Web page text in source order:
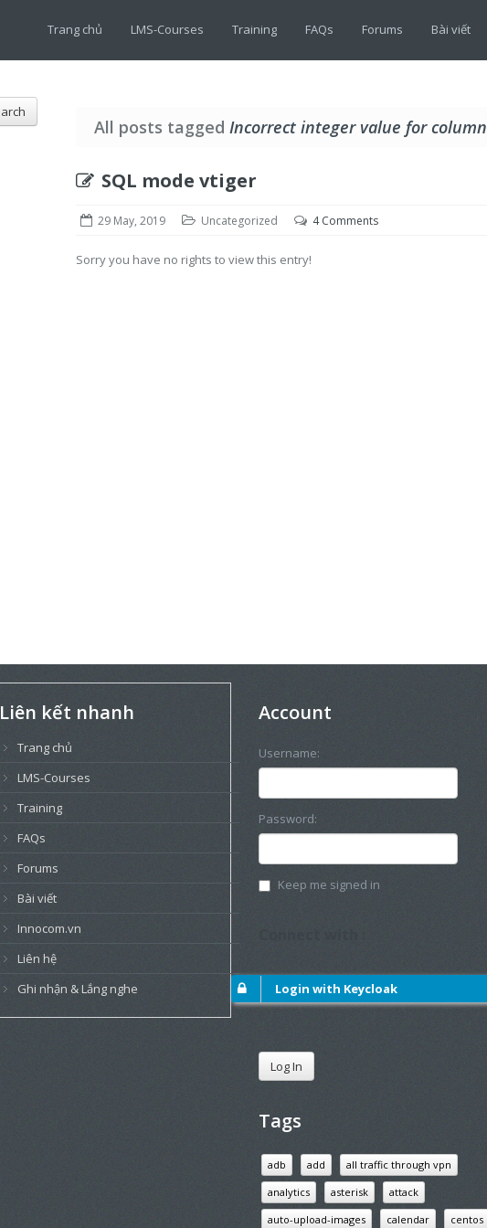
Trang chủ LMS-Courses Training FAQs Forums Bài viết
All posts tagged Incorrect integer value for column
SQL mode vtiger
29 May, 2019 Uncategorized 4 Comments
Sorry you have no rights to view this entry!
Liên kết nhanh
Trang chủ
LMS-Courses
Training
FAQs
Forums
Bài viết
Innocom.vn
Liên hệ
Ghi nhận & Lắng nghe
Account
Username:
Password:
Keep me signed in
Login with Keycloak
Log In
Tags
adb add
all traffic through vpn
analytics
asterisk
attack
auto-upload-images
calendar centos